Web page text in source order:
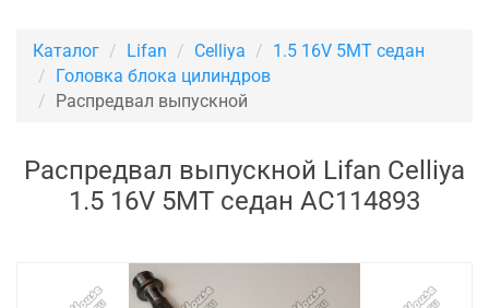
Каталог Lifan Celliya
1.5 16V 5MT седан
Головка блока цилиндров
Распредвал выпускной
Распредвал выпускной Lifan Celliya
1.5 16V 5MT седан AC114893